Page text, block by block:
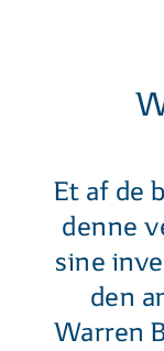
Et af de
denne
sine
den
Warren